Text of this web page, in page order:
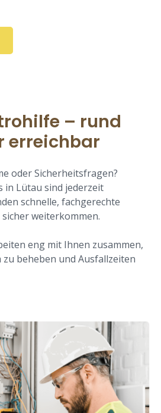
– rund
erreichbar
oder Sicherheitsfragen?
in Lütau sind jederzeit
schnelle, fachgerechte
weiterkommen.
eng mit Ihnen zusammen,
beheben und Ausfallzeiten